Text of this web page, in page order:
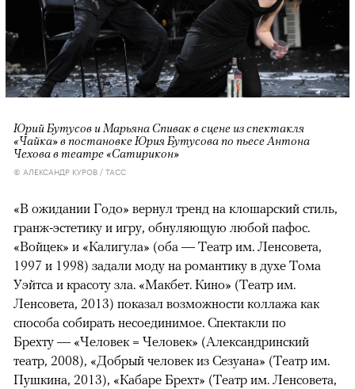
Юрий Бутусов и Марьяна Спивак в сцене из спектакля
«Чайка» в постановке Юрия Бутусова по пьесе Антона
Чехова в театре «Сатирикон»
© АЛЕКСАНДР КУРОВ / ТАСС
«В ожидании Годо» вернул тренд на клошарский стиль,
гранж-эстетику и игру, обнуляющую любой пафос.
«Войцек» и «Калигула» (оба — Театр им. Ленсовета,
1997 и 1998) задали моду на романтику в духе Тома
Уэйтса и красоту зла. «Макбет. Кино» (Театр им.
Ленсовета, 2013) показал возможности коллажа как
способа собирать несоединимое. Спектакли по
Брехту — «Человек = Человек» (Александринский
театр, 2008), «Добрый человек из Сезуана» (Театр им.
Пушкина, 2013), «Кабаре Брехт» (Театр им. Ленсовета,